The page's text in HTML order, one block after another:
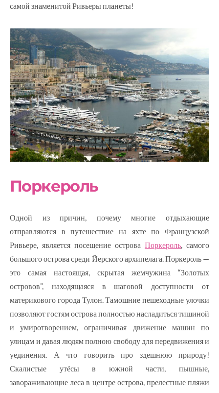
самой знаменитой Ривьеры планеты!
Поркероль
Одной из причин, почему многие отдыхающие
отправляются в путешествие на яхте по Французской
Ривьере, является посещение острова Поркероль, самого
большого острова среди Йерского архипелага. Поркероль —
это самая настоящая, скрытая жемчужина “Золотых
островов”, находящаяся в шаговой доступности от
материкового города Тулон. Тамошние пешеходные улочки
позволяют гостям острова полностью насладиться тишиной
и умиротворением, ограничивая движение машин по
улицам и давая людям полною свободу для передвижения и
уединения. А что говорить про здешнюю природу!
Скалистые утёсы в южной части, пышные,
завораживающие леса в центре острова, прелестные пляжи